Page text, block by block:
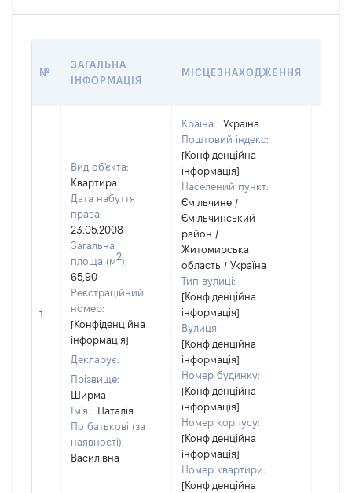
№
ЗАГАЛЬНА
ІНФОРМАЦІЯ
МІСЦЕЗНАХОДЖЕННЯ
1
Вид об'єкта:
Квартира
Дата набуття
права:
23.05.2008
Загальна
площа (м2):
65,90
Реєстраційний
номер:
[Конфіденційна
інформація]
Декларує:
Прізвище:
Ширма
Ім'я:
Наталія
По батькові (за
наявності):
Василівна
Країна:
Україна
Поштовий індекс:
[Конфіденційна
інформація]
Населений пункт:
Ємільчине /
Ємільчинський
район /
Житомирська
область / Україна
Тип вулиці:
[Конфіденційна
інформація]
Вулиця:
[Конфіденційна
інформація]
Номер будинку:
[Конфіденційна
інформація]
Номер корпусу:
[Конфіденційна
інформація]
Номер квартири:
[Конфіденційна